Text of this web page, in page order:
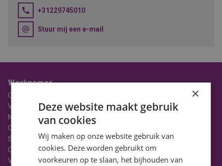
+31229745010
Stuur mij een e-mail
Werknemer
Over BaanBereik
Vacatures
Nieuws
Ons Team
Stages
Contact
Vacatures in Noord-Holland
×
Deze website maakt gebruik
van cookies
Wij maken op onze website gebruik van
cookies. Deze worden gebruikt om
voorkeuren op te slaan, het bijhouden van